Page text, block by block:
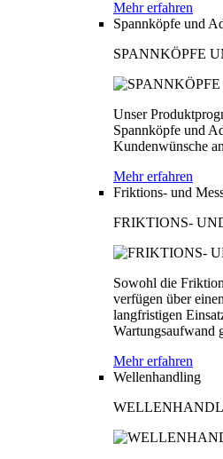
Mehr erfahren
Spannköpfe und
SPANNKÖPFE
Unser
Spannköpfe und
Kundenwünsche
Mehr erfahren
Friktions- und
FRIKTIONS-
Sowohl die
verfügen über
langfristigen
Wartungsaufwand
Mehr erfahren
Wellenhandling